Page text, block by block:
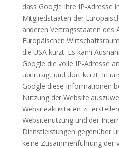
dass Google Ihre IP-Adresse
Mitgliedstaaten der
anderen Vertragsstaaten des
Europäischen
die USA kürzt. Es kann
Google die volle IP-Adresse
überträgt und dort kürzt. In
Google diese Informationen
Nutzung der Website
Websiteaktivitäten zu
Websitenutzung und der
Dienstleistungen gegenüber
keine Zusammenführung der